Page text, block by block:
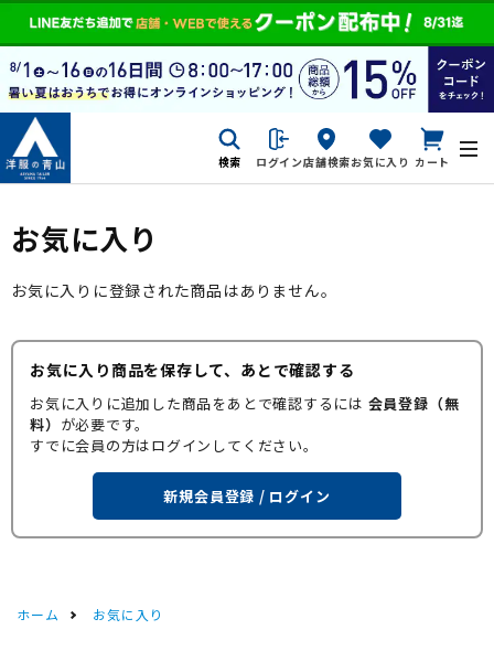
検索 ログイン店舗検索お気に入り カート
お気に入り
お気に入りに登録された商品はありません。
お気に入り商品を保存して、あとで確認する
お気に入りに追加した商品をあとで確認するには 会員登録（無
料） が必要です。
すでに会員の方はログインしてください。
新規会員登録 / ログイン
ホーム お気に入り